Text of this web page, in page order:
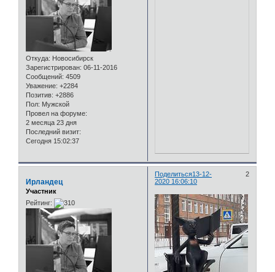
Откуда: Новосибирск
Зарегистрирован: 06-11-2016
Сообщений: 4509
Уважение: +2284
Позитив: +2886
Пол: Мужской
Провел на форуме:
2 месяца 23 дня
Последний визит:
Сегодня 15:02:37
Поделиться 2
13-12-
2020 16:06:10
Ирландец
Участник
Рейтинг: